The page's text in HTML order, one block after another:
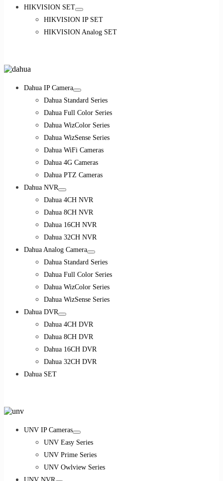
HIKVISION SET
HIKVISION IP SET
HIKVISION Analog SET
Dahua IP Camera
Dahua Standard Series
Dahua Full Color Series
Dahua WizColor Series
Dahua WizSense Series
Dahua WiFi Cameras
Dahua 4G Cameras
Dahua PTZ Cameras
Dahua NVR
Dahua 4CH NVR
Dahua 8CH NVR
Dahua 16CH NVR
Dahua 32CH NVR
Dahua Analog Camera
Dahua Standard Series
Dahua Full Color Series
Dahua WizColor Series
Dahua WizSense Series
Dahua DVR
Dahua 4CH DVR
Dahua 8CH DVR
Dahua 16CH DVR
Dahua 32CH DVR
Dahua SET
UNV IP Cameras
UNV Easy Series
UNV Prime Series
UNV Owlview Series